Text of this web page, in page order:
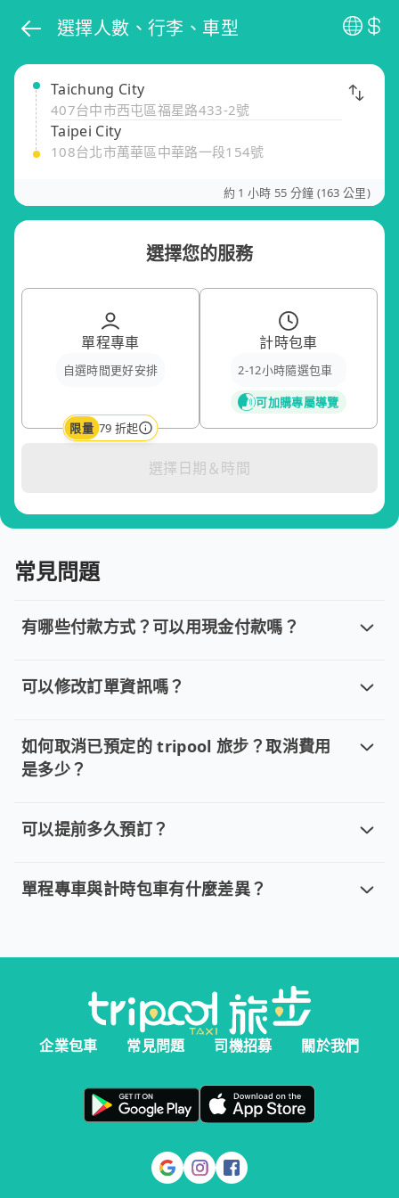
選擇人數、行李、車型
Taichung City
407台中市西屯區福星路433-2號
Taipei City
108台北市萬華區中華路一段154號
約 1 小時 55 分鐘 (163 公里)
選擇您的服務
限量 79 折起
單程專車
自選時間更好安排
計時包車
2-12小時隨選包車
可加購專屬導覽
選擇日期＆時間
常見問題
有哪些付款方式？可以用現金付款嗎？
可以修改訂單資訊嗎？
如何取消已預定的 tripool 旅步？取消費用
是多少？
可以提前多久預訂？
單程專車與計時包車有什麼差異？
企業包車 常見問題 司機招募 關於我們